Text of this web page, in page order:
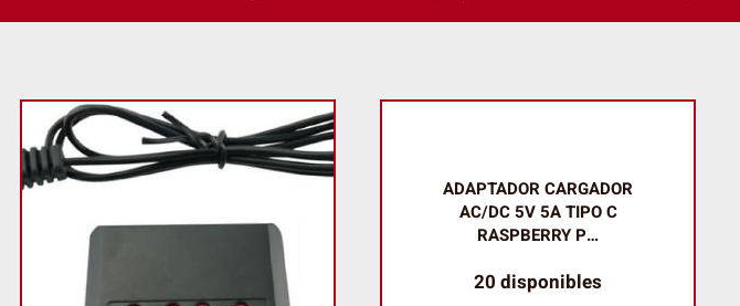
ADAPTADOR CARGADOR
AC/DC 5V 5A TIPO C
RASPBERRY P…
20 disponibles